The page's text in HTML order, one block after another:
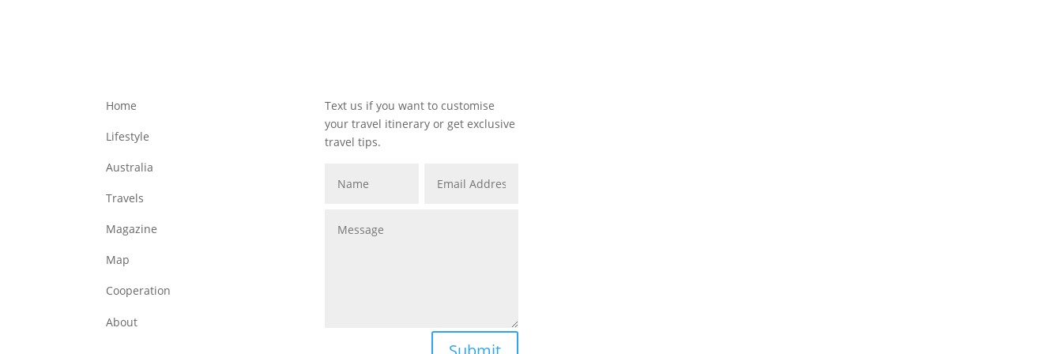
Home
Lifestyle
Australia
Travels
Magazine
Map
Cooperation
About
Text us if you want to customise
your travel itinerary or get exclusive
travel tips.